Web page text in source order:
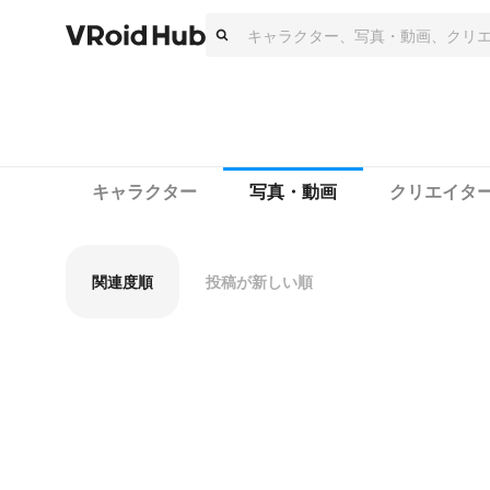
キャラクター 写真・動画 クリエイタ
関連度順 投稿が新しい順